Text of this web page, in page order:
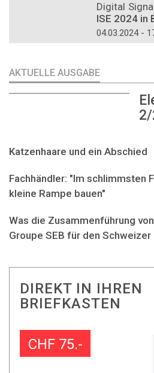
Digital
ISE 2024 in
04.03.2024 -
AKTUELLE AUSGABE
Katzenhaare und ein Abschied
Fachhändler: "Im schlimmsten
kleine Rampe bauen"
Was die Zusammenführung
Groupe SEB für den
DIREKT IN IHREN
BRIEFKASTEN
CHF 75.-